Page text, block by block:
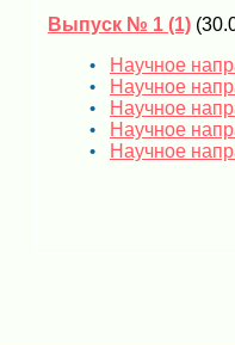
Выпуск № 1 (1)
Научное
Научное
Научное
Научное
Научное